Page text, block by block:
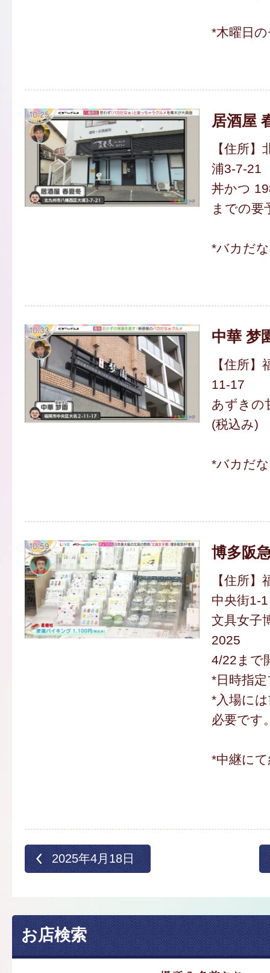
*木曜日
居酒屋
【住所
浦3-7-21
丼かつ
までの要
*バカだ
中華 梦
【住所
11-17
あずきの
(税込み)
*バカだ
博多阪
【住所
中央街1-1
文具女子
2025
4/22まで
*日時指
*入場に
必要です
*中継に
2025年4月18日
お店検索